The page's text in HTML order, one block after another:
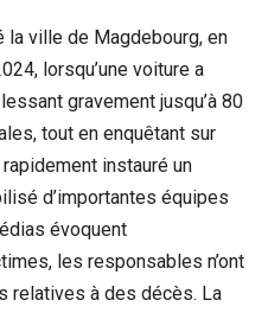
la ville de Magdebourg, en
lorsqu’une voiture a
gravement jusqu’à 80
tout en enquêtant sur
instauré un
d’importantes équipes
évoquent
les responsables n’ont
relatives à des décès. La